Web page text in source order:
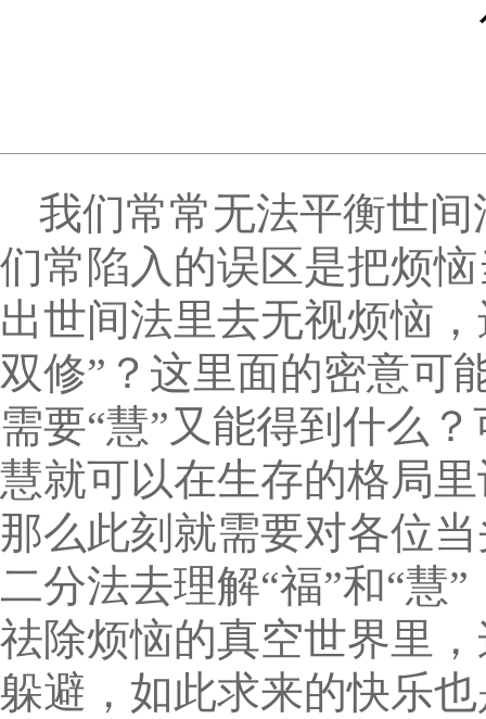
我们常常无法平衡世
们常陷入的误区是把烦
出世间法里去无视烦恼
双修”？这里面的密意可
需要“慧”又能得到什么
慧就可以在生存的格局
那么此刻就需要对各位
二分法去理解“福”和“慧
祛除烦恼的真空世界里
躲避，如此求来的快乐